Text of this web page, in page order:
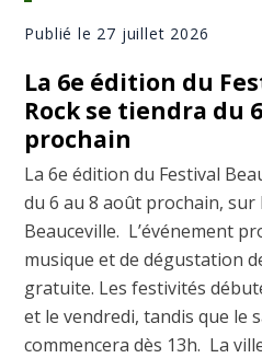
Publié le 27 juillet 2026
La 6e édition du
Rock se tiendra du
prochain
La 6e édition du Festival
du 6 au 8 août prochain, sur
Beauceville. L’événement
musique et de dégustation
gratuite. Les festivités
et le vendredi, tandis que le
commencera dès 13h. La